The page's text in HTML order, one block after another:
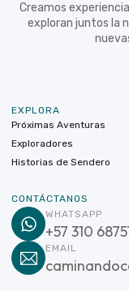
Creamos
exploran juntos la
EXPLORA
Próximas Aventuras
Exploradores
Historias de Sendero
CONTÁCTANOS
WHATSAPP
+57 310
EMAIL